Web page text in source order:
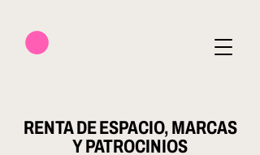
RENTA DE ESPACIO, MARCAS
Y PATROCINIOS